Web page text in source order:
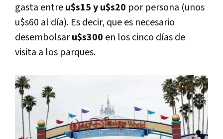
gasta entreu$s15 y u$s20 por persona (unos
u$s60 al día). Es decir, que es necesario
desembolsaru$s300 en los cinco días de
visita a los parques.